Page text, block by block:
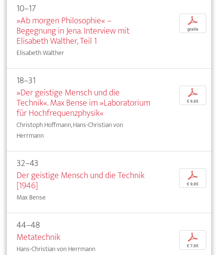
10–17
»Ab morgen Philosophie« –
Begegnung in Jena. Interview mit
Elisabeth Walther, Teil 1
Elisabeth Walther
p
gratis
18–31
»Der geistige Mensch und die
Technik«. Max Bense im »Laboratorium
für Hochfrequenzphysik«
Christoph Hoffmann, Hans-Christian von
Herrmann
p
€ 9,95
32–43
Der geistige Mensch und die Technik
[1946]
Max Bense
p
€ 9,95
44–48
Metatechnik
Hans-Christian von Herrmann
p
€ 7,95